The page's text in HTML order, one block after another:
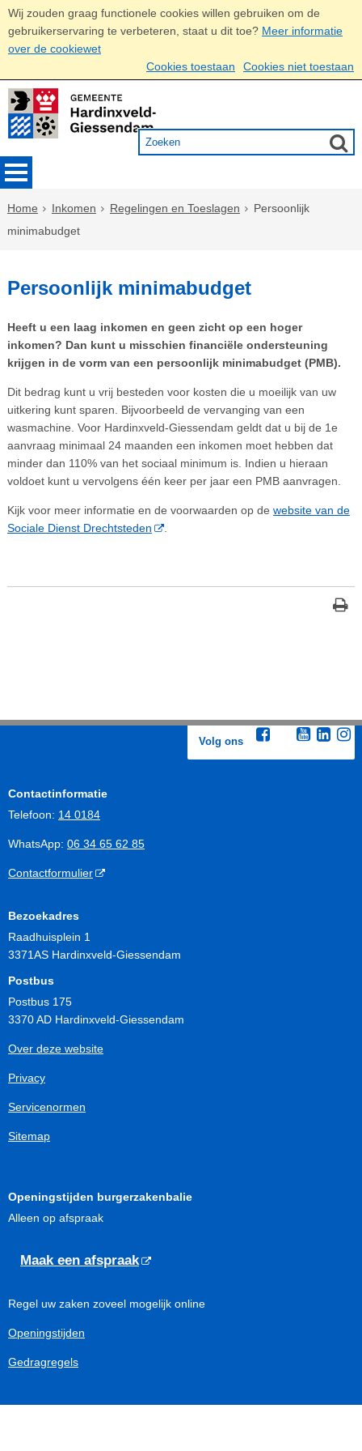
Wij zouden graag functionele cookies willen gebruiken om de
gebruikerservaring te verbeteren, staat u dit toe? Meer informatie
over de cookiewet
Cookies toestaan
Cookies niet toestaan
Home Inkomen Regelingen en Toeslagen
Persoonlijk
minimabudget
Persoonlijk minimabudget
Heeft u een laag inkomen en geen zicht op een hoger
inkomen? Dan kunt u misschien financiële ondersteuning
krijgen in de vorm van een persoonlijk minimabudget (PMB).
Dit bedrag kunt u vrij besteden voor kosten die u moeilijk van uw
uitkering kunt sparen. Bijvoorbeeld de vervanging van een
wasmachine. Voor Hardinxveld-Giessendam geldt dat u bij de 1e
aanvraag minimaal 24 maanden een inkomen moet hebben dat
minder dan 110% van het sociaal minimum is. Indien u hieraan
voldoet kunt u vervolgens één keer per jaar een PMB aanvragen.
Kijk voor meer informatie en de voorwaarden op de website van de
Sociale Dienst Drechtsteden
.
Volg ons
Contactinformatie
Telefoon: 14 0184
WhatsApp: 06 34 65 62 85
Contactformulier
Bezoekadres
Raadhuisplein 1
3371AS Hardinxveld-Giessendam
Postbus
Postbus 175
3370 AD Hardinxveld-Giessendam
Over deze website
Privacy
Servicenormen
Sitemap
Openingstijden burgerzakenbalie
Alleen op afspraak
Maak een afspraak
Regel uw zaken zoveel mogelijk online
Openingstijden
Gedragregels